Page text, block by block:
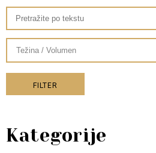
FILTER
Kategorije